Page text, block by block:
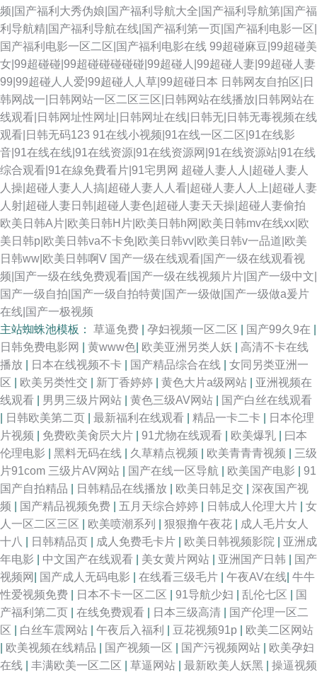
频|国产福利大秀伪娘|国产福利导航大全|国产福利导航第|国产福
利导航精|国产福利导航在线|国产福利第一页|国产福利电影一区|
国产福利电影一区二区|国产福利电影在线 99超碰麻豆|99超碰美
女|99超碰碰|99超碰碰碰碰碰|99超碰人|99超碰人妻|99超碰人妻
99|99超碰人人爱|99超碰人人草|99超碰日本 日韩网友自拍区|日
韩网战一|日韩网站一区二区三区|日韩网站在线播放|日韩网站在
线观看|日韩网址性网址|日韩网址在线|日韩无|日韩无毒视频在线
观看|日韩无码123 91在线小视频|91在线一区二区|91在线影
音|91在线在线|91在线资源|91在线资源网|91在线资源站|91在线
综合观看|91在線免費看片|91宅男网 超碰人妻人人|超碰人妻人
人操|超碰人妻人人搞|超碰人妻人人看|超碰人妻人人上|超碰人妻
人射|超碰人妻日韩|超碰人妻色|超碰人妻天天操|超碰人妻偷拍
欧美日韩A片|欧美日韩H片|欧美日韩h网|欧美日韩mv在线xx|欧
美日韩p|欧美日韩va不卡免|欧美日韩vv|欧美日韩v一品道|欧美
日韩ww|欧美日韩啊V 国产一级在线观看|国产一级在线观看视
频|国产一级在线免费观看|国产一级在线视频片片|国产一级中文|
国产一级自拍|国产一级自拍特黄|国产一级做|国产一级做a爰片
在线|国产一极视频
主站蜘蛛池模板： 草逼免费 孕妇视频一区二区 国产99久9在
日韩免费电影网
黄www色 欧美亚洲另类人妖
高清不卡在线
播放
日本在线视频不卡 国产精品综合在线
女同另类亚洲一
区
欧美另类性交 新丁香婷婷 黄色大片a级网站
亚洲视频在
线观看
男男三级片网站 黄色三级AV网站
国产白丝在线观看
日韩欧美第二页 最新福利在线观看 精品一卡二卡
日本伦理
片视频
免费欧美肏屄大片 91尤物在线观看 欧美爆乳
曰本
伦理电影
黑料无码在线 久草精点视频 欧美青青青视频
三级
片91com 三级片AV网站
国产在线一区导航 欧美国产电影
91
国产自拍精品
日韩精品在线播放 欧美日韩足交
深夜国产视
频
国产精品视频免费 五月天综合婷婷 日韩成人伦理大片
女
人一区二区三区
欧美喷潮系列 狠狠撸午夜花
成人毛片女人
十八
日韩精品页 成人免费毛卡片 欧美日韩视频影院
亚洲成
年电影
中文国产在线观看 美女黄片网站 亚洲国产日韩
国产
视频网
国产成人无码电影 在线看三级毛片 午夜AV在线 牛牛
性爱视频免费
日本不卡一区二区 91导航少妇 乱伦七区
国
产福利第二页
在线免费观看 日本三级高清
国产伦理一区二
区
白丝车震网站 午夜后入福利 豆花视频91p
欧美二区网站
欧美视频在线精品 国产视频一区 国产污视频网站
欧美孕妇
在线
丰满欧美一区二区 草逼网站 最新欧美人妖黑 操逼视频